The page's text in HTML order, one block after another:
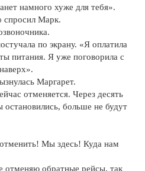
намного хуже для тебя».
спросил Марк.
по экрану. «Я оплатила
питания. Я уже поговорила с
Маргарет.
отменяется. Через десять
больше не будут
Мы здесь! Куда нам
отменяю обратные рейсы, так